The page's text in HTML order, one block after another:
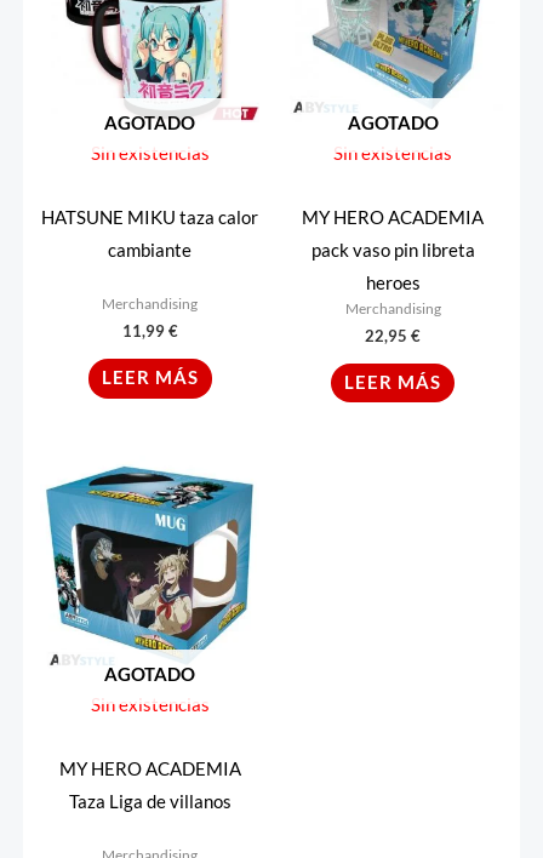
AGOTADO
Sin existencias
HATSUNE MIKU taza calor
cambiante
Merchandising
11,99€
LEER MÁS
AGOTADO
Sin existencias
MY HERO ACADEMIA
pack vaso pin libreta
heroes
Merchandising
22,95€
LEER MÁS
AGOTADO
Sin existencias
MY HERO ACADEMIA
Taza Liga de villanos